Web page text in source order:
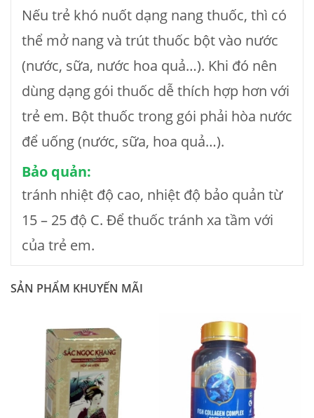
Nếu trẻ khó nuốt dạng nang thuốc, thì có
thể mở nang và trút thuốc bột vào nước
(nước, sữa, nước hoa quả…). Khi đó nên
dùng dạng gói thuốc dễ thích hợp hơn với
trẻ em. Bột thuốc trong gói phải hòa nước
để uống (nước, sữa, hoa quả…).
Bảo quản:
tránh nhiệt độ cao, nhiệt độ bảo quản từ
15 – 25 độ C. Để thuốc tránh xa tầm với
của trẻ em.
SẢN PHẨM KHUYẾN MÃI